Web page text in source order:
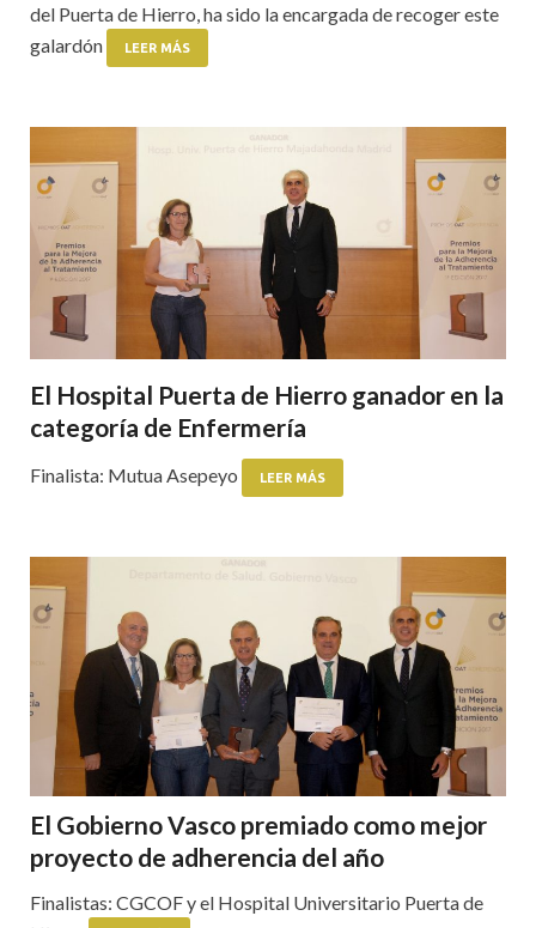
del Puerta de Hierro, ha sido la encargada de recoger este
galardón
LEER MÁS
El Hospital Puerta de Hierro ganador en la
categoría de Enfermería
Finalista: Mutua Asepeyo LEER MÁS
El Gobierno Vasco premiado como mejor
proyecto de adherencia del año
Finalistas: CGCOF y el Hospital Universitario Puerta de